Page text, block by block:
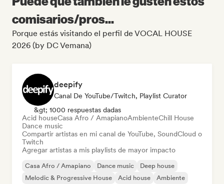
comisarios/pros...
Porque estás visitando el perfil de VOCAL HOUSE
2026 (by DC Vemana)
deepify
Canal De YouTube/Twitch, Playlist Curator
&gt; 1000 respuestas dadas
Acid houseCasa Afro / AmapianoAmbienteChill House
Dance music
Compartir artistas en mi canal de YouTube, SoundCloud o
Twitch
Agregar artistas a mis playlists de mayor impacto
Casa Afro / Amapiano Dance music
Deep house
Melodic & Progressive House
Acid house
Ambiente